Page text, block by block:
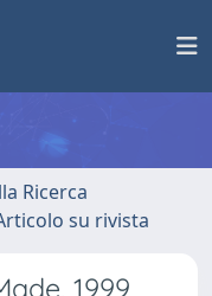
Ricerca
su rivista
1999